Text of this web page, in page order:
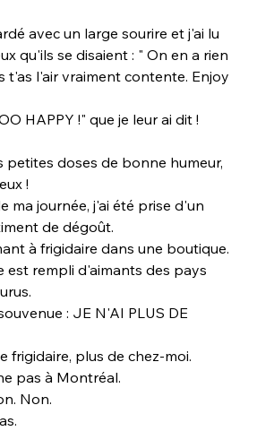
avec un large sourire et j'ai lu
qu'ils se disaient : " On en a rien
t'as l'air vraiment contente. Enjoy
HAPPY !" que je leur ai dit !
petites doses de bonne humeur,
!
ma journée, j'ai été prise d'un
de dégoût.
à frigidaire dans une boutique.
est rempli d'aimants des pays
: JE N'AI PLUS DE
frigidaire, plus de chez-moi.
pas à Montréal.
Non.